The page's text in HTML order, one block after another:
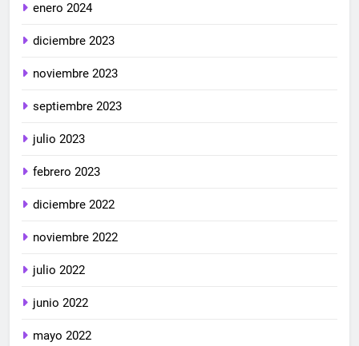
enero 2024
diciembre 2023
noviembre 2023
septiembre 2023
julio 2023
febrero 2023
diciembre 2022
noviembre 2022
julio 2022
junio 2022
mayo 2022